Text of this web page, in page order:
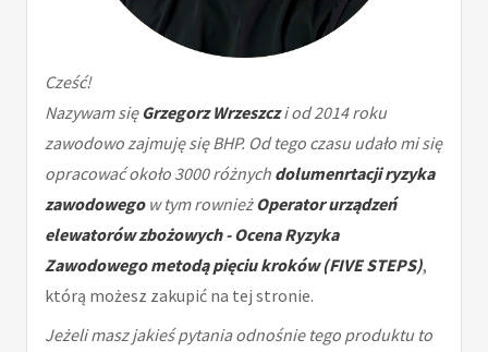
Cześć!
Nazywam sięGrzegorz Wrzeszczi od 2014 roku
zawodowo zajmuję się BHP. Od tego czasu udało mi się
opracować około 3000 różnych dolumenrtacji ryzyka
zawodowegow tym rownieżOperator urządzeń
elewatorów zbożowych - Ocena Ryzyka
Zawodowego metodą pięciu kroków (FIVE STEPS),
którą możesz zakupić na tej stronie.
Jeżeli masz jakieś pytania odnośnie tego produktu to